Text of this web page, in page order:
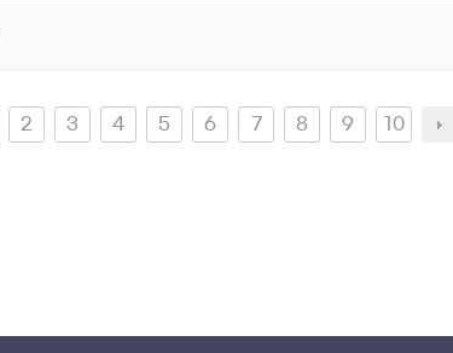
2 3 4 5 6 7 8 9 10